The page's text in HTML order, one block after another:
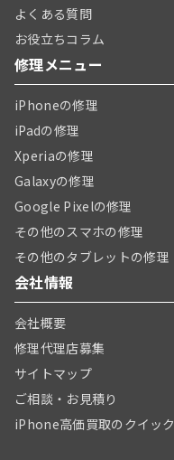
よくある質問
お役立ちコラム
修理メニュー
iPhoneの修理
iPadの修理
Xperiaの修理
Galaxyの修理
Google Pixelの修理
その他のスマホの修理
その他のタブレットの修理
会社情報
会社概要
修理代理店募集
サイトマップ
ご相談・お見積り
iPhone高価買取のクイック